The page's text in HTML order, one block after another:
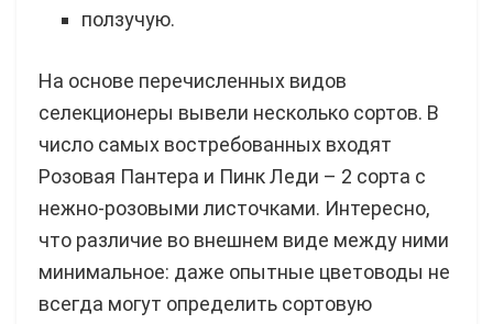
ползучую.
На основе перечисленных видов
селекционеры вывели несколько сортов. В
число самых востребованных входят
Розовая Пантера и Пинк Леди – 2 сорта с
нежно-розовыми листочками. Интересно,
что различие во внешнем виде между ними
минимальное: даже опытные цветоводы не
всегда могут определить сортовую